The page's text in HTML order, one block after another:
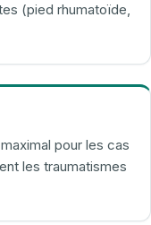
(pied rhumatoïde,
pour les cas
les traumatismes